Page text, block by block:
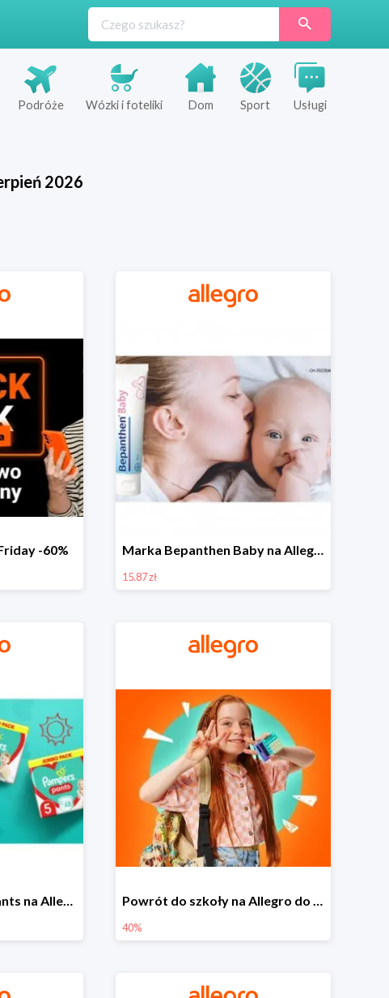
Podróże Wózki i foteliki Dom Sport Usługi
2026
-60% Marka Bepanthen Baby na Allegro od 15,87 zł!
15.87 zł
Pieluszki Pampers Pants na Allegro od 42,90 zł Powrót do szkoły na Allegro do -40%
40%